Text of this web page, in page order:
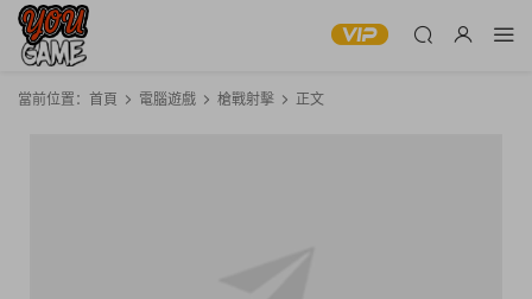
當前位置： 首頁 電腦遊戲 槍戰射擊 正文